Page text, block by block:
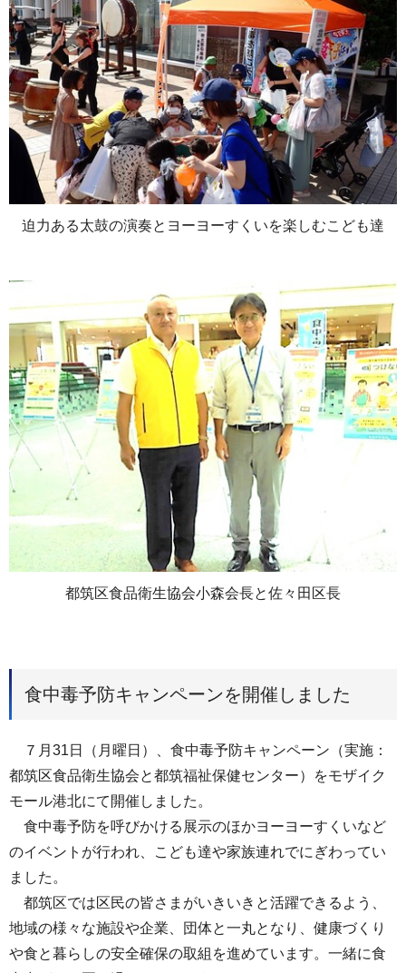
迫力ある太鼓の演奏とヨーヨーすくいを楽しむこども達
都筑区食品衛生協会小森会長と佐々田区長
食中毒予防キャンペーンを開催しました
７月31日（月曜日）、食中毒予防キャンペーン（実施：
都筑区食品衛生協会と都筑福祉保健センター）をモザイク
モール港北にて開催しました。
食中毒予防を呼びかける展示のほかヨーヨーすくいなど
のイベントが行われ、こども達や家族連れでにぎわってい
ました。
都筑区では区民の皆さまがいきいきと活躍できるよう、
地域の様々な施設や企業、団体と一丸となり、健康づくり
や食と暮らしの安全確保の取組を進めています。一緒に食